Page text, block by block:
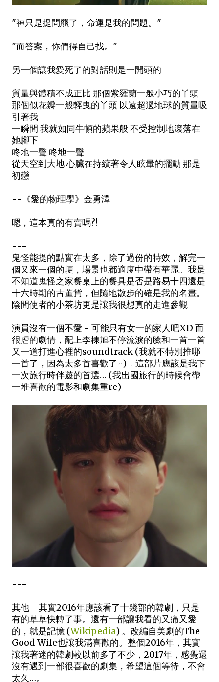
"神只是提問羆了，命運是我的問題。"
"而答案，你們得自己找。"
另一個讓我愛死了的對話則是一開頭的
質量與體積不成正比 那個紫羅蘭一般小巧的丫頭
那個似花瓣一般輕曳的丫頭 以遠超過地球的質量吸
引著我
一瞬間 我就如同牛頓的蘋果般 不受控制地滾落在
她腳下
咚地一聲 咚地一聲
從天空到大地 心臟在持續著令人眩暈的擺動 那是
初戀
--《愛的物理學》金勇澤
嗯，這本真的有賣嗎?!
---
鬼怪能提的點實在太多，除了過份的特效，解完一
個又來一個的埂，場景也都適度中帶有華麗。我是
不知道鬼怪之家餐桌上的餐具是否是路易十四還是
十六時期的古董貨，但隨地散步的確是我的名畫。
陰間使者的小茶坊更是讓我很想真的走進參觀 -
演員沒有一個不愛 - 可能只有女一的家人吧XD 而
很虐的劇情，配上李棟旭不停流淚的臉和一首一首
又一道打進心裡的soundtrack (我就不特別推哪
一首了，因為太多首喜歡了~)，這部片應該是我下
一次旅行時伴遊的首選… (我出國旅行的時候會帶
一堆喜歡的電影和劇集重re)
---
其他 - 其實2016年應該看了十幾部的韓劇，只是
有的草草快轉了事。還有一部讓我看的又痛又愛
的，就是記憶 (Wikipedia) 。改編自美劇的The
Good Wife也讓我滿喜歡的。整個2016年，其實
讓我著迷的韓劇較以前多了不少，2017年，感覺還
沒有遇到一部很喜歡的劇集，希望這個等待，不會
太久…。